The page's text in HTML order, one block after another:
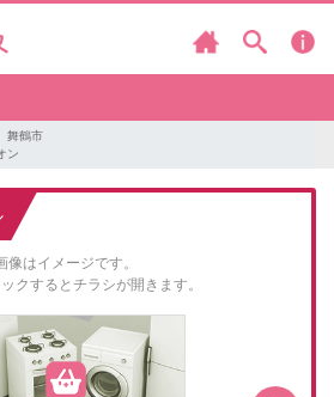
舞鶴市
ン
像はイメージです。
クするとチラシが開きます。